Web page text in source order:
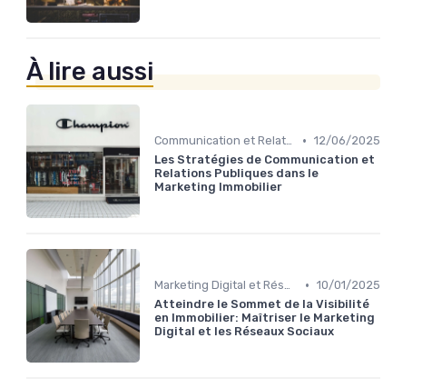
À lire aussi
Communication et Relations Publiques • 12/06/2025
Les Stratégies de Communication et
Relations Publiques dans le
Marketing Immobilier
Marketing Digital et Réseaux Sociaux • 10/01/2025
Atteindre le Sommet de la Visibilité
en Immobilier: Maîtriser le Marketing
Digital et les Réseaux Sociaux